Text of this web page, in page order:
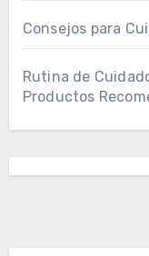
Consejos para
Rutina de
Productos